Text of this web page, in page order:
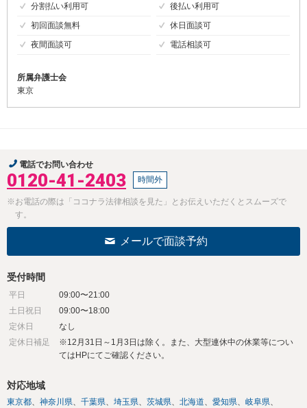
分割払い利用可
後払い利用可
初回面談無料
休日面談可
夜間面談可
電話相談可
所属弁護士会
東京
電話でお問い合わせ
0120-41-2403 時間外
※お電話の際は「ココナラ法律相談を見た」とお伝えいただくとスムーズで
す。
メールで面談予約
受付時間
平日
09:00〜21:00
土日祝日
09:00〜18:00
定休日
なし
定休日補足
※12月31日～1月3日は除く。また、大型連休中の休業等につい
てはHPにてご確認ください。
対応地域
東京都 神奈川県 千葉県 埼玉県 茨城県 北海道 愛知県
岐阜県